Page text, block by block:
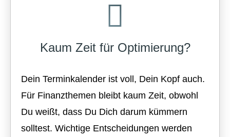
Kaum Zeit für Optimierung?
Dein Terminkalender ist voll, Dein Kopf auch.
Für Finanzthemen bleibt kaum Zeit, obwohl
Du weißt, dass Du Dich darum kümmern
solltest. Wichtige Entscheidungen werden